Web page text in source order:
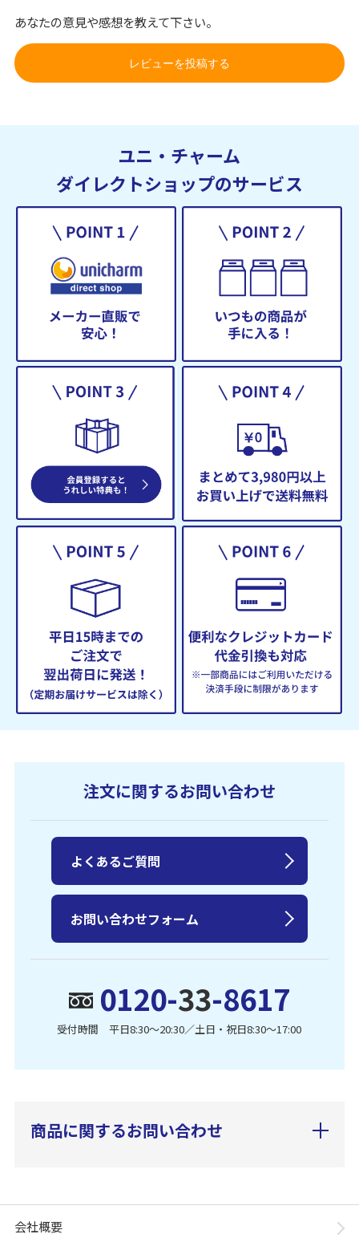
あなたの意見や感想を教えて下さい。
レビューを投稿する
ユニ・チャーム
ダイレクトショップのサービス
注文に関するお問い合わせ
0120-33-8617
受付時間 平日8:30〜20:30／土日・祝日8:30〜17:00
よくあるご質問
お問い合わせフォーム
商品に関するお問い合わせ
会社概要